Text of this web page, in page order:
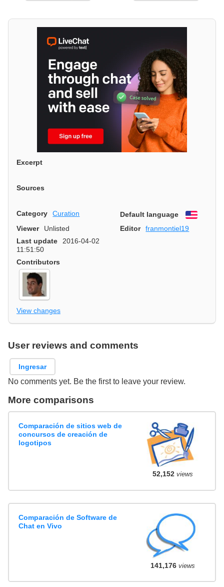
Excerpt
Sources
Category Curation Default language
English
Viewer
Unlisted Editor
franmontiel19
Last update
2016-04-02
11:51:50
Contributors
View changes
User reviews and comments
Ingresar
No comments yet. Be the first to leave your review.
More comparisons
Comparación de sitios web de
concursos de creación de
logotipos
52,152views
Comparación de Software de
Chat en Vivo
141,176views